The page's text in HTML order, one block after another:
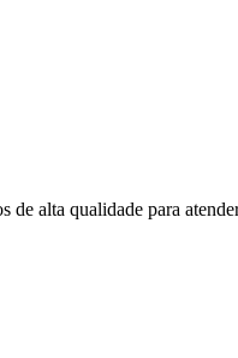
alta qualidade para